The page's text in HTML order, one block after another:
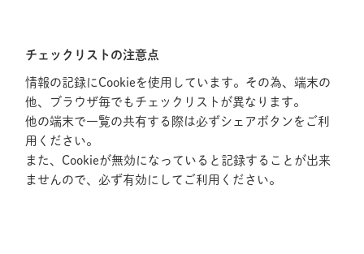
チェックリストの注意点
情報の記録にCookieを使用しています。その為、端末の
他、ブラウザ毎でもチェックリストが異なります。
他の端末で一覧の共有する際は必ずシェアボタンをご利
用ください。
また、Cookieが無効になっていると記録することが出来
ませんので、必ず有効にしてご利用ください。